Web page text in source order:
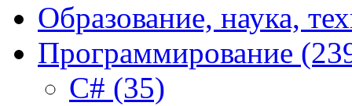
Образование, наука,
Программирование
C# (35)